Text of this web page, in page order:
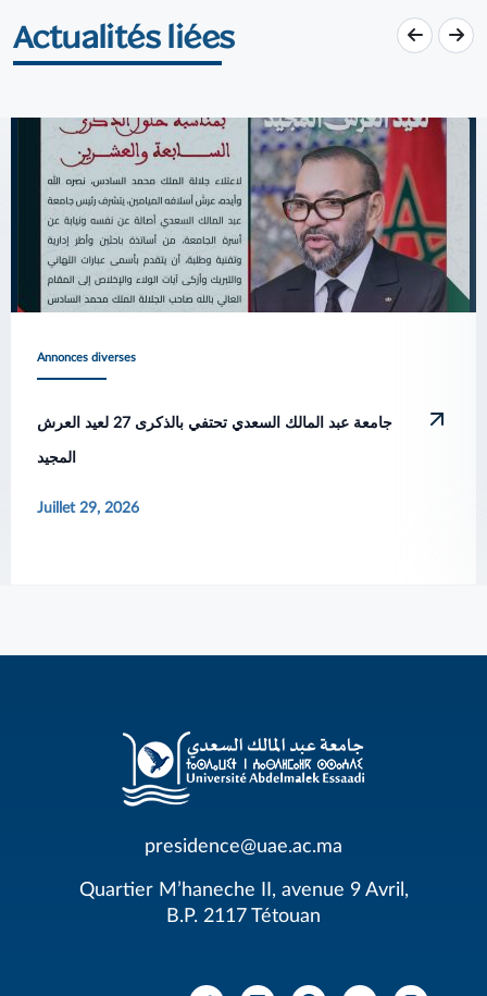
Actualités liées
Annonces diverses
جامعة عبد المالك السعدي تحتفي بالذكرى 27 لعيد العرش
المجيد
Juillet 29, 2026
presidence@uae.ac.ma
Quartier M’haneche II, avenue 9 Avril,
B.P. 2117 Tétouan